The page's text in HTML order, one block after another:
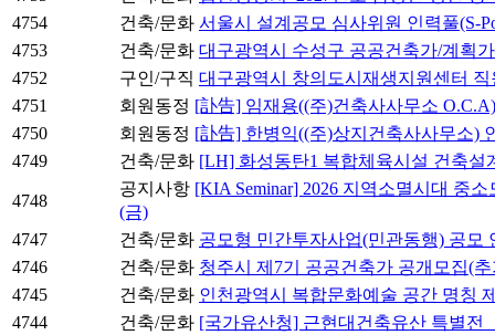
4754
건축/문화 서울시 설계공모 심사위원 인력풀(S-
4753
건축/문화 대구광역시 수성구 공공건축가/계획
4752
구인/구직 대구광역시 창의도시재생지원센터
4751
회원동정 [訃告] 임재용((주)건축사사무소
4750
회원동정 [訃告] 한병익((주)상지건축사사무소)
4749
건축/문화 [LH] 화성동탄1 복합체육시설 건축설
4748
공지사항 [KIA Seminar] 2026 지역소멸시대 중
(금)
4747
건축/문화 공모형 민간투자사업(민관동행) 공모
4746
건축/문화 청주시 제7기 공공건축가 공개모집(
4745
건축/문화 인천광역시 복합문화예술 공간 명칭
4744
건축/문화 [국가유산청] 근현대건축유산 특별전